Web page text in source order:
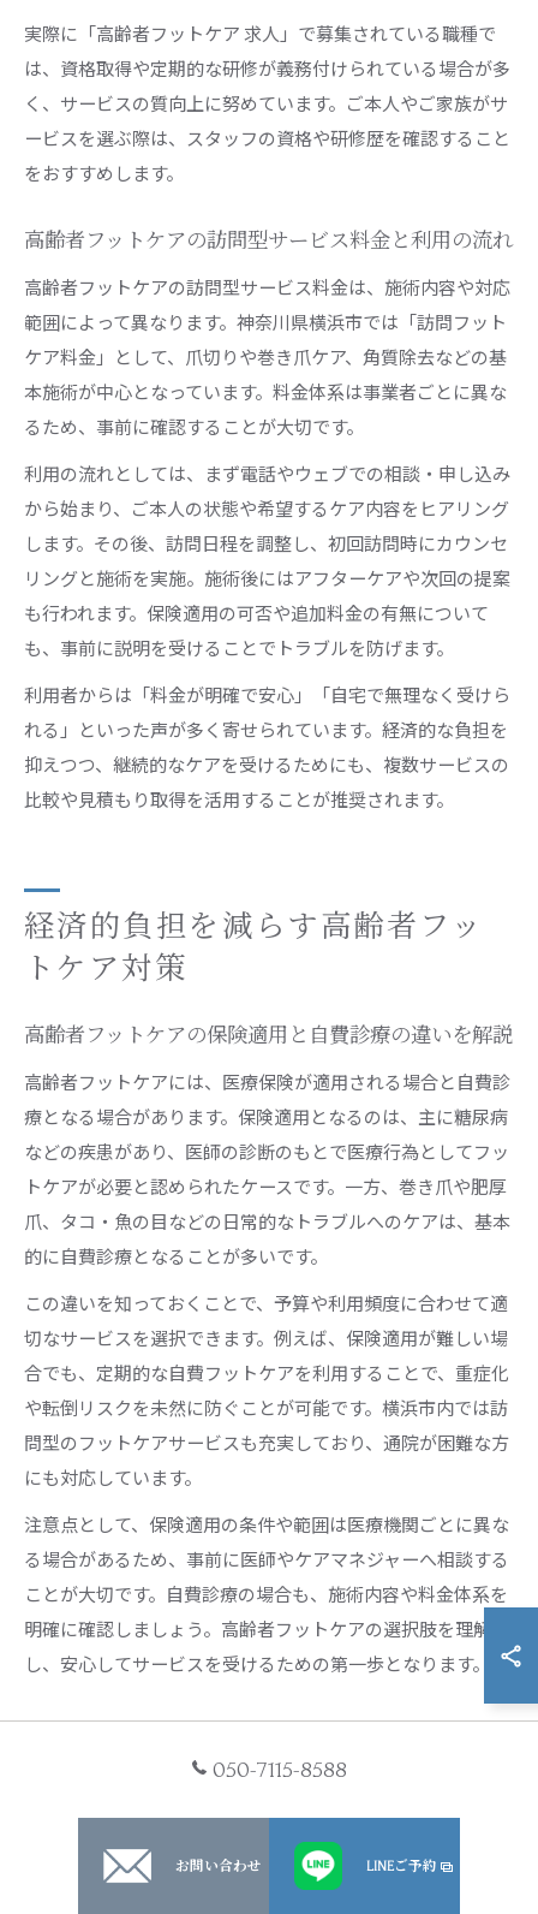
実際に「高齢者フットケア 求人」で募集されている職種で
は、資格取得や定期的な研修が義務付けられている場合が多
く、サービスの質向上に努めています。ご本人やご家族がサ
ービスを選ぶ際は、スタッフの資格や研修歴を確認すること
をおすすめします。
高齢者フットケアの訪問型サービス料金と利用の流れ
高齢者フットケアの訪問型サービス料金は、施術内容や対応
範囲によって異なります。神奈川県横浜市では「訪問フット
ケア料金」として、爪切りや巻き爪ケア、角質除去などの基
本施術が中心となっています。料金体系は事業者ごとに異な
るため、事前に確認することが大切です。
利用の流れとしては、まず電話やウェブでの相談・申し込み
から始まり、ご本人の状態や希望するケア内容をヒアリング
します。その後、訪問日程を調整し、初回訪問時にカウンセ
リングと施術を実施。施術後にはアフターケアや次回の提案
も行われます。保険適用の可否や追加料金の有無について
も、事前に説明を受けることでトラブルを防げます。
利用者からは「料金が明確で安心」「自宅で無理なく受けら
れる」といった声が多く寄せられています。経済的な負担を
抑えつつ、継続的なケアを受けるためにも、複数サービスの
比較や見積もり取得を活用することが推奨されます。
経済的負担を減らす高齢者フッ
トケア対策
高齢者フットケアの保険適用と自費診療の違いを解説
高齢者フットケアには、医療保険が適用される場合と自費診
療となる場合があります。保険適用となるのは、主に糖尿病
などの疾患があり、医師の診断のもとで医療行為としてフッ
トケアが必要と認められたケースです。一方、巻き爪や肥厚
爪、タコ・魚の目などの日常的なトラブルへのケアは、基本
的に自費診療となることが多いです。
この違いを知っておくことで、予算や利用頻度に合わせて適
切なサービスを選択できます。例えば、保険適用が難しい場
合でも、定期的な自費フットケアを利用することで、重症化
や転倒リスクを未然に防ぐことが可能です。横浜市内では訪
問型のフットケアサービスも充実しており、通院が困難な方
にも対応しています。
注意点として、保険適用の条件や範囲は医療機関ごとに異な
る場合があるため、事前に医師やケアマネジャーへ相談する
ことが大切です。自費診療の場合も、施術内容や料金体系を
明確に確認しましょう。高齢者フットケアの選択肢を理解
し、安心してサービスを受けるための第一歩となります。
比較し、自分に合ったものを賢く選ぶことが重要です。神奈
川県横浜市では、訪問型フットケアや医療機関でのフットケ
050-7115-8588
お問い合わせ LINEご予約